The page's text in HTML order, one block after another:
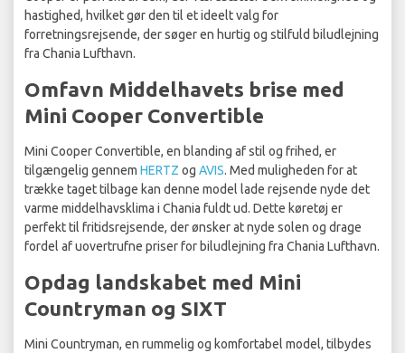
hastighed, hvilket gør den til et ideelt valg for
forretningsrejsende, der søger en hurtig og stilfuld biludlejning
fra Chania Lufthavn.
Omfavn Middelhavets brise med
Mini Cooper Convertible
Mini Cooper Convertible, en blanding af stil og frihed, er
tilgængelig gennem HERTZ og AVIS. Med muligheden for at
trække taget tilbage kan denne model lade rejsende nyde det
varme middelhavsklima i Chania fuldt ud. Dette køretøj er
perfekt til fritidsrejsende, der ønsker at nyde solen og drage
fordel af uovertrufne priser for biludlejning fra Chania Lufthavn.
Opdag landskabet med Mini
Countryman og SIXT
Mini Countryman, en rummelig og komfortabel model, tilbydes